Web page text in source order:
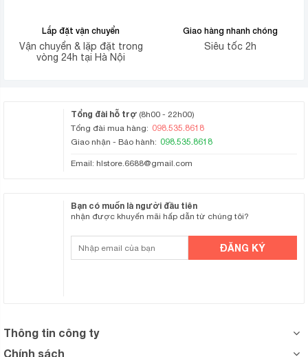
Lắp đặt vận chuyển
Vận chuyển & lặp đặt trong
vòng 24h tại Hà Nội
Giao hàng nhanh chóng
Siêu tốc 2h
Tổng đài hỗ trợ (8h00 - 22h00)
Tổng đài mua hàng: 098.535.8618
Giao nhận - Bảo hành: 098.535.8618
Email: hlstore.6688@gmail.com
Bạn có muốn là người đầu tiên
nhận được khuyến mãi hấp dẫn từ chúng tôi?
Thông tin công ty
Chính sách